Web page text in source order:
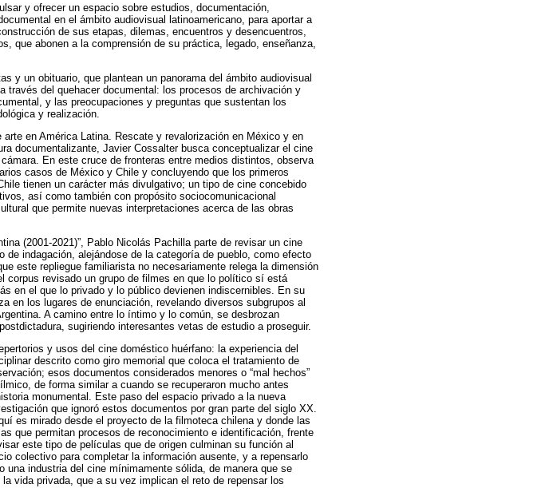
y ofrecer un espacio sobre estudios, documentación,
en el ámbito audiovisual latinoamericano, para aportar a
de sus etapas, dilemas, encuentros y desencuentros,
que abonen a la comprensión de su práctica, legado, enseñanza,
y un obituario, que plantean un panorama del ámbito audiovisual
través del quehacer documental: los procesos de archivación y
y las preocupaciones y preguntas que sustentan los
y realización.
en América Latina. Rescate y revalorización en México y en
documentalizante, Javier Cossalter busca conceptualizar el cine
En este cruce de fronteras entre medios distintos, observa
casos de México y Chile y concluyendo que los primeros
tienen un carácter más divulgativo; un tipo de cine concebido
así como también con propósito sociocomunicacional
que permite nuevas interpretaciones acerca de las obras
(2001-2021)”, Pablo Nicolás Pachilla parte de revisar un cine
indagación, alejándose de la categoría de pueblo, como efecto
este repliegue familiarista no necesariamente relega la dimensión
revisado un grupo de filmes en que lo político sí está
en el que lo privado y lo público devienen indiscernibles. En su
en los lugares de enunciación, revelando diversos subgrupos al
A camino entre lo íntimo y lo común, se desbrozan
sugiriendo interesantes vetas de estudio a proseguir.
y usos del cine doméstico huérfano: la experiencia del
descrito como giro memorial que coloca el tratamiento de
esos documentos considerados menores o “mal hechos”
de forma similar a cuando se recuperaron mucho antes
monumental. Este paso del espacio privado a la nueva
que ignoró estos documentos por gran parte del siglo XX.
es mirado desde el proyecto de la filmoteca chilena y donde las
que permitan procesos de reconocimiento e identificación, frente
este tipo de películas que de origen culminan su función al
colectivo para completar la información ausente, y a repensarlo
industria del cine mínimamente sólida, de manera que se
vida privada, que a su vez implican el reto de repensar los